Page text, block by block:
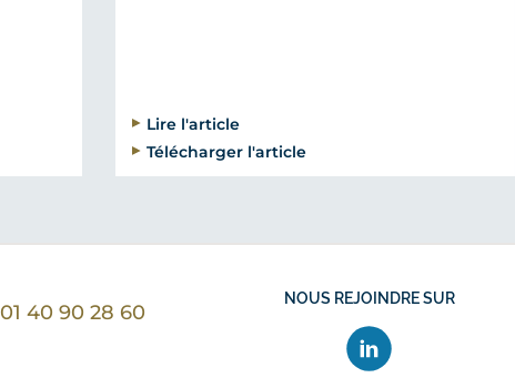
Lire l'article
Télécharger l'article
01 40 90 28 60
Contacter nous par téléphone au 01 40 90 28 60
NOUS REJOINDRE SUR